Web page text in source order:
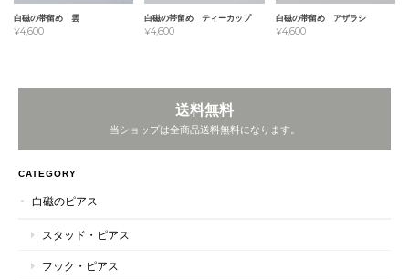
白磁の帯留め 雲
¥4,600
白磁の帯留め ティーカップ
¥4,600
白磁の帯留め アザラシ
¥4,600
送料無料
当ショップは全商品送料無料になります。
CATEGORY
白磁のピアス
スタッド・ピアス
フック・ピアス